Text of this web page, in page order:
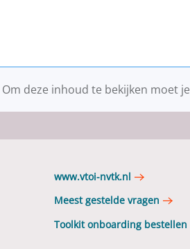
Om deze inhoud te bekijken moet je
www.vtoi-nvtk.nl
Meest gestelde vragen
Toolkit onboarding bestellen